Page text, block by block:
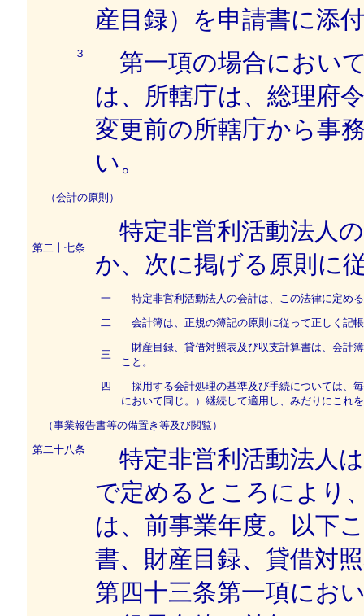
産目録）を申請書に添
３
第一項の場合におい
は、所轄庁は、総理府
変更前の所轄庁から事
い。
（会計の原則）
第二十七条
特定非営利活動法人
か、次に掲げる原則に
一
特定非営利活動法人の会計は、この法律に定め
二
会計簿は、正規の簿記の原則に従って正しく記
三
財産目録、貸借対照表及び収支計算書は、会計
こと。
四
採用する会計処理の基準及び手続については、
において同じ。）継続して適用し、みだりにこれ
（事業報告書等の備置き等及び閲覧）
第二十八条
特定非営利活動法人
で定めるところにより
は、前事業年度。以下
書、財産目録、貸借対
第四十三条第一項にお